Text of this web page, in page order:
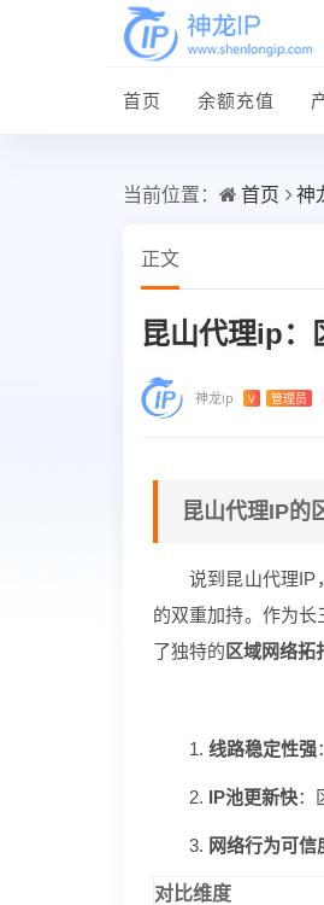
首页 余额充值
当前位置： 首页 神
正文
昆山代理ip：
神龙ip V 管理员 /
昆山代理IP的
说到昆山代理IP
的双重加持。作为
了独特的 区域网络拓
1. 线路稳定性强
2. IP池更新快：
3. 网络行为可信
对比维度